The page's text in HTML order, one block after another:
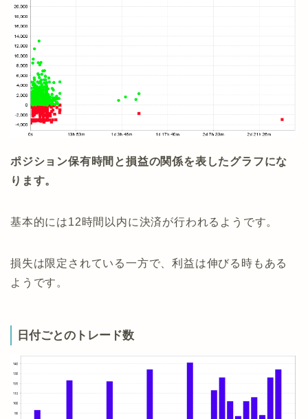
ポジション保有時間と損益の関係を表したグラフにな
ります。
基本的には12時間以内に決済が行われるようです。
損失は限定されている一方で、利益は伸びる時もある
ようです。
日付ごとのトレード数